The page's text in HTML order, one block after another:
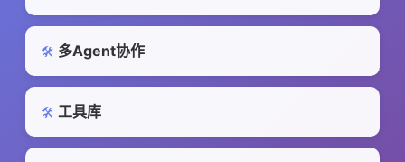
🛠️ 多Agent协作
🛠️ 工具库